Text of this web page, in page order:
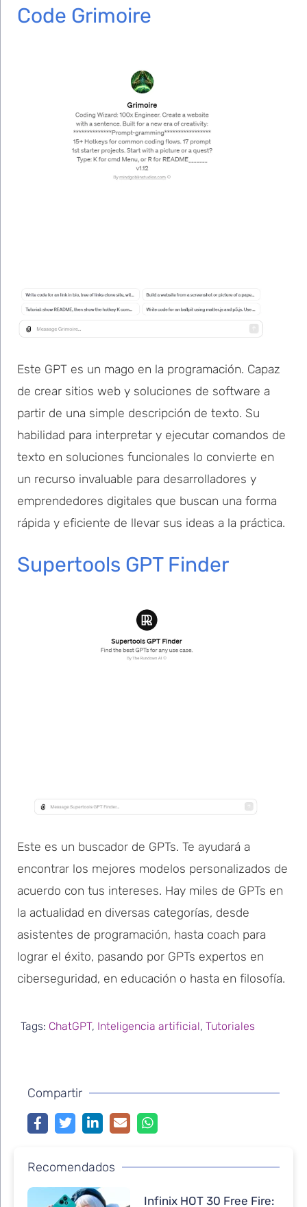
Code Grimoire
Este GPT es un mago en la programación. Capaz
de crear sitios web y soluciones de software a
partir de una simple descripción de texto. Su
habilidad para interpretar y ejecutar comandos de
texto en soluciones funcionales lo convierte en
un recurso invaluable para desarrolladores y
emprendedores digitales que buscan una forma
rápida y eficiente de llevar sus ideas a la práctica.
Supertools GPT Finder
Este es un buscador de GPTs. Te ayudará a
encontrar los mejores modelos personalizados de
acuerdo con tus intereses. Hay miles de GPTs en
la actualidad en diversas categorías, desde
asistentes de programación, hasta coach para
lograr el éxito, pasando por GPTs expertos en
ciberseguridad, en educación o hasta en filosofía.
Tags: ChatGPT, Inteligencia artificial, Tutoriales
Compartir
Recomendados
Infinix HOT 30 Free Fire: